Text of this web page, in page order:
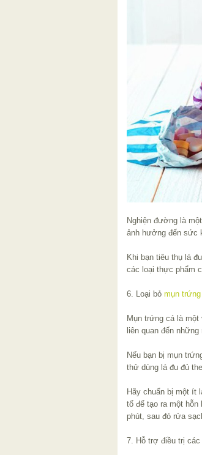
Nghiện đường là
ảnh hưởng đến sức
Khi bạn tiêu thụ lá
các loại thực phẩm
6. Loại bỏ mụn
Mụn trứng cá là
liên quan đến
Nếu bạn bị mụn
thử dùng lá đu đủ
Hãy chuẩn bị một ít
tố để tạo ra một hỗn
phút, sau đó rửa
7. Hỗ trợ điều trị các